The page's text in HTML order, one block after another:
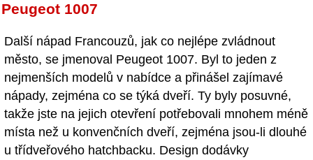
Peugeot 1007
Další nápad Francouzů, jak co nejlépe zvládnout
město, se jmenoval Peugeot 1007. Byl to jeden z
nejmenších modelů v nabídce a přinášel zajímavé
nápady, zejména co se týká dveří. Ty byly posuvné,
takže jste na jejich otevření potřebovali mnohem méně
místa než u konvenčních dveří, zejména jsou-li dlouhé
u třídveřového hatchbacku. Design dodávky